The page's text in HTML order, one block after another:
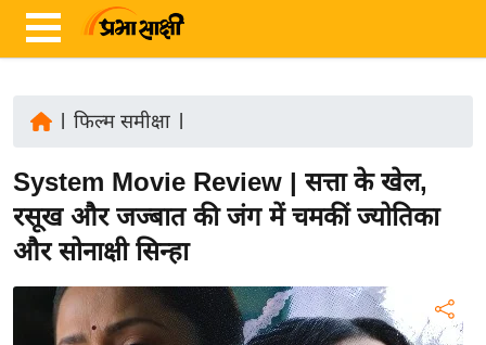
ज़ा
ख
ब
र
फिल्म समीक्षा
System Movie Review | सत्ता के खेल,
रसूख और जज्बात की जंग में चमकीं ज्योतिका
और सोनाक्षी सिन्हा